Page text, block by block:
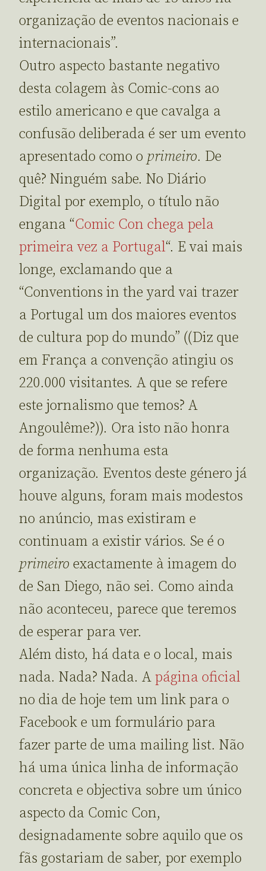
organização de eventos nacionais e
internacionais”.
Outro aspecto bastante negativo
desta colagem às Comic-cons ao
estilo americano e que cavalga a
confusão deliberada é ser um evento
apresentado como o primeiro. De
quê? Ninguém sabe. No Diário
Digital por exemplo, o título não
engana “Comic Con chega pela
primeira vez a Portugal“. E vai mais
longe, exclamando que a
“Conventions in the yard vai trazer
a Portugal um dos maiores eventos
de cultura pop do mundo” ((Diz que
em França a convenção atingiu os
220.000 visitantes. A que se refere
este jornalismo que temos? A
Angoulême?)). Ora isto não honra
de forma nenhuma esta
organização. Eventos deste género já
houve alguns, foram mais modestos
no anúncio, mas existiram e
continuam a existir vários. Se é o
primeiro exactamente à imagem do
de San Diego, não sei. Como ainda
não aconteceu, parece que teremos
de esperar para ver.
Além disto, há data e o local, mais
nada. Nada? Nada. A página oficial
no dia de hoje tem um link para o
Facebook e um formulário para
fazer parte de uma mailing list. Não
há uma única linha de informação
concreta e objectiva sobre um único
aspecto da Comic Con,
designadamente sobre aquilo que os
fãs gostariam de saber, por exemplo